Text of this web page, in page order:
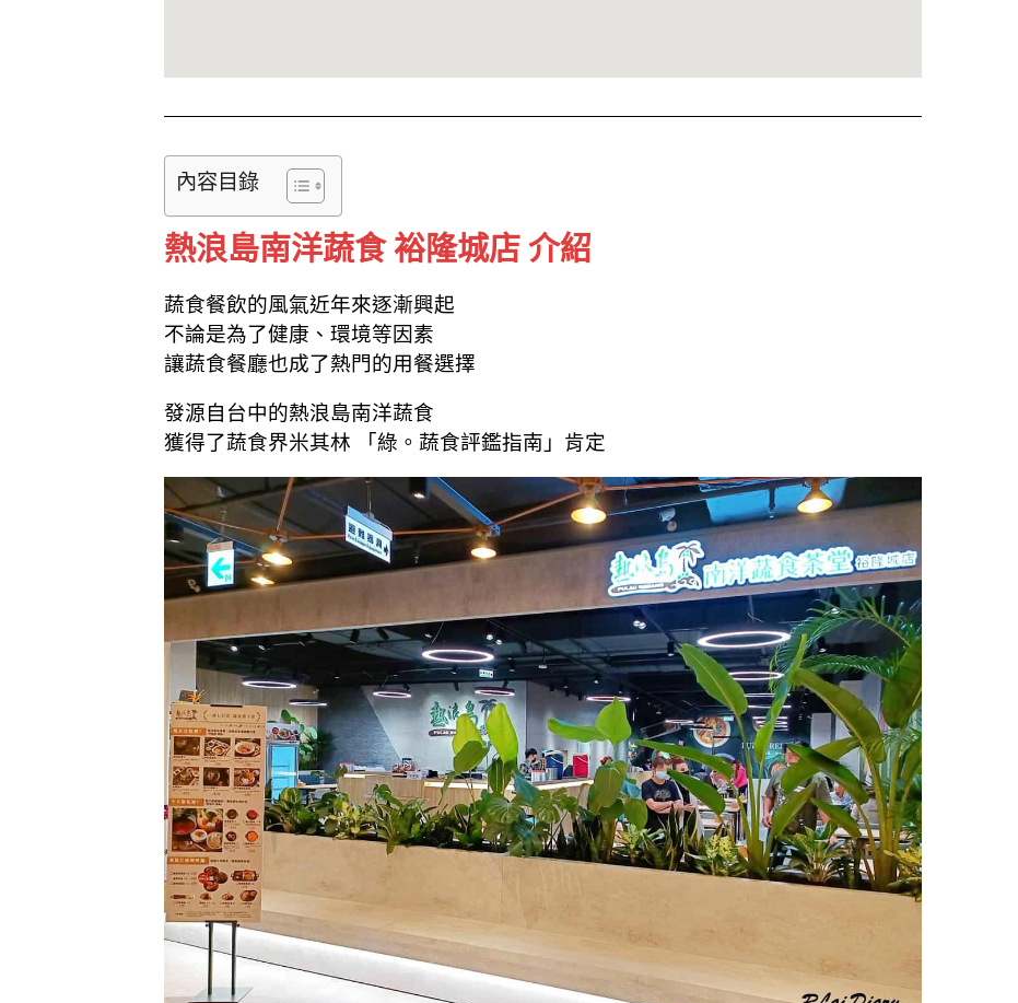
內容目錄
熱浪島南洋蔬食 裕隆城店 介紹
蔬食餐飲的風氣近年來逐漸興起
不論是為了健康、環境等因素
讓蔬食餐廳也成了熱門的用餐選擇
發源自台中的熱浪島南洋蔬食
獲得了蔬食界米其林 「綠。蔬食評鑑指南」肯定